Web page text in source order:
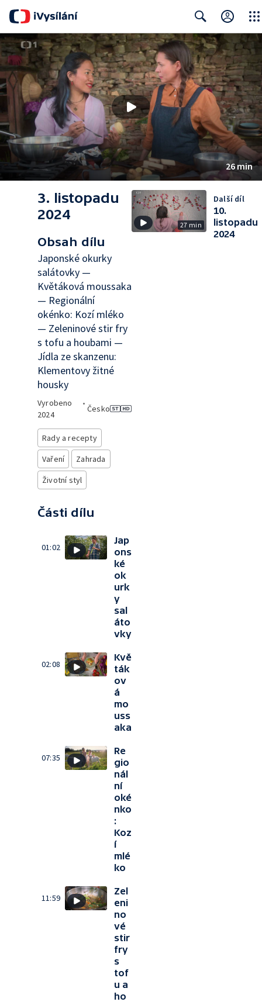
Search Close
26 min
3. listopadu
2024
Obsah dílu
Japonské okurky
salátovky —
Květáková moussaka
— Regionální
okénko: Kozí mléko
— Zeleninové stir fry
s tofu a houbami —
Jídla ze skanzenu:
Klementovy žitné
housky
Vyrobeno
2024
•
Česko
Rady a recepty
Vaření
Zahrada
Životní styl
Části dílu
01:02
Jap
ons
ké
ok
urk
y
sal
áto
vky
02:08
Kvě
ták
ov
á
mo
uss
aka
07:35
Re
gio
nál
ní
oké
nko
:
Koz
í
mlé
ko
11:59
Zel
eni
no
vé
stir
fry
s
tof
u a
ho
27 min
Další díl
10.
listopadu
2024